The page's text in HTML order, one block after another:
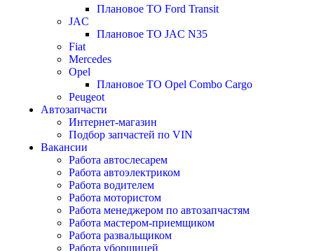
Плановое ТО Ford Transit
JAC
Плановое ТО JAC N35
Fiat
Mercedes
Opel
Плановое ТО Opel Combo Cargo
Peugeot
Автозапчасти
Интернет-магазин
Подбор запчастей по VIN
Вакансии
Работа автослесарем
Работа автоэлектриком
Работа водителем
Работа мотористом
Работа менеджером по автозапчастям
Работа мастером-приемщиком
Работа развальщиком
Работа уборщицей